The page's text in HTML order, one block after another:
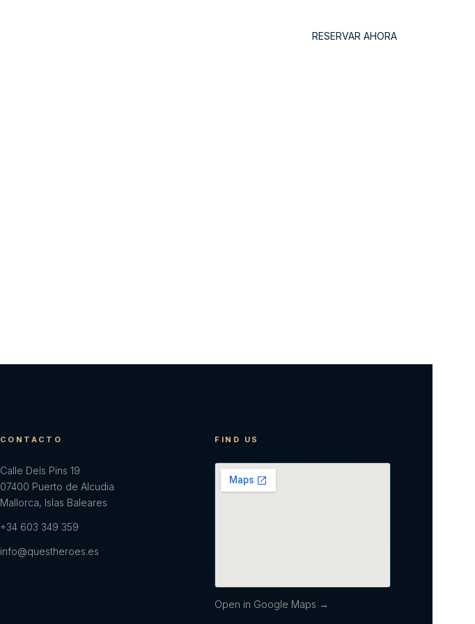
RESERVAR AHORA
CONTACTO
Calle Dels Pins 19
07400 Puerto de Alcudia
Mallorca, Islas Baleares
+34 603 349 359
info@questheroes.es
FIND US
Open in Google Maps →